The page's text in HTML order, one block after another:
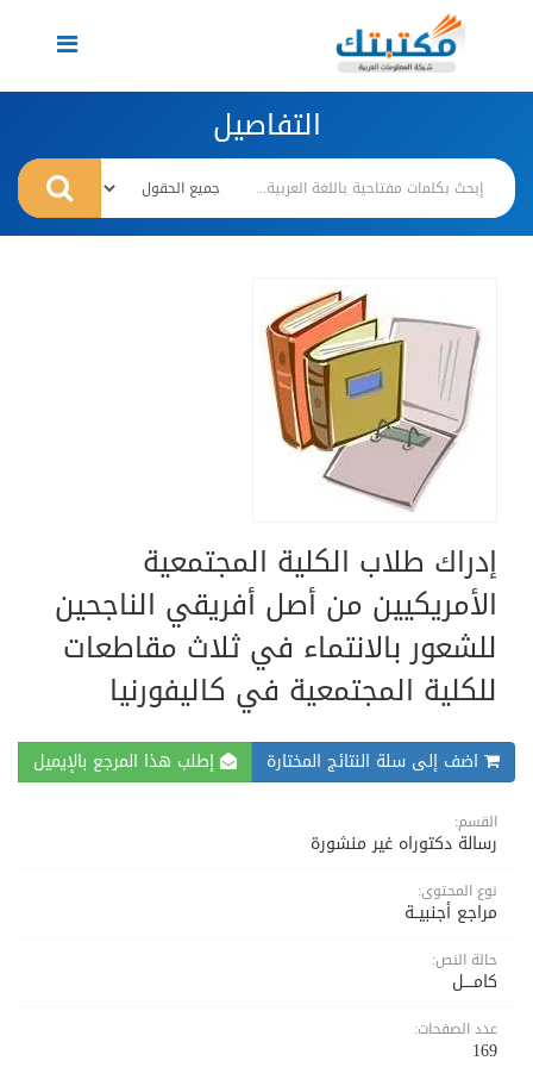
Toggle
navigation
التفاصيل
إدراك طلاب الكلية المجتمعية
الأمريكيين من أصل أفريقي الناجحين
للشعور بالانتماء في ثلاث مقاطعات
للكلية المجتمعية في كاليفورنيا
اضف إلى سلة النتائج المختارة إطلب هذا المرجع بالإيميل
القسم:
رسالة دكتوراه غير منشورة
نوع المحتوى:
مراجع أجنبيــة
حالة النص:
كامــــل
عدد الصفحات:
169